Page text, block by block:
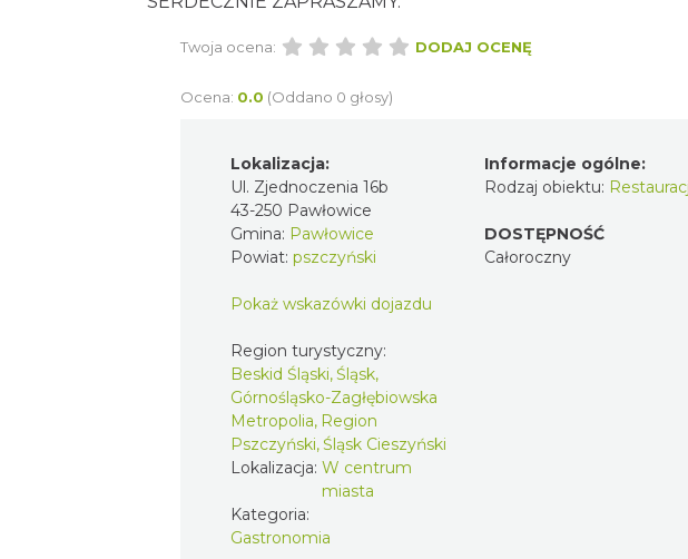
Twoja ocena: DODAJ OCENĘ
Ocena: 0.0 (Oddano 0 głosy)
Lokalizacja:
Ul. Zjednoczenia 16b
43-250 Pawłowice
Gmina: Pawłowice
Powiat: pszczyński
Pokaż wskazówki dojazdu
Region turystyczny:
Beskid Śląski, Śląsk,
Górnośląsko-Zagłębiowska
Metropolia, Region
Pszczyński, Śląsk Cieszyński
Lokalizacja: W centrum
miasta
Kategoria:
Gastronomia
Informacje ogólne:
Rodzaj obiektu:
DOSTĘPNOŚĆ
Całoroczny